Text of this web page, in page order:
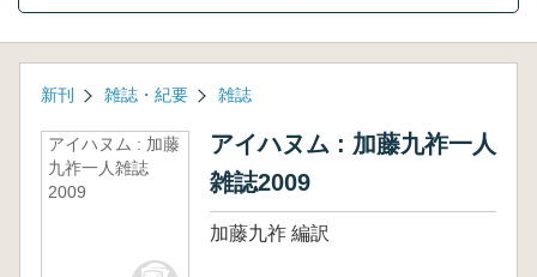
新刊 雑誌・紀要 雑誌
アイハヌム : 加藤
九祚一人雑誌
2009
アイハヌム : 加藤九祚一人
雑誌2009
加藤九祚 編訳